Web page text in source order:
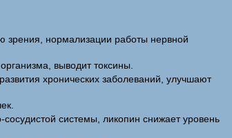
зрения, нормализации работы нервной
выводит токсины.
хронических заболеваний, улучшают
системы, ликопин снижает уровень